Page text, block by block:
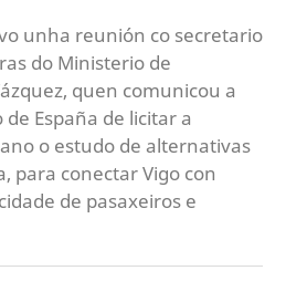
unha reunión co secretario
do Ministerio de
quen comunicou a
España de licitar a
o estudo de alternativas
para conectar Vigo con
de pasaxeiros e